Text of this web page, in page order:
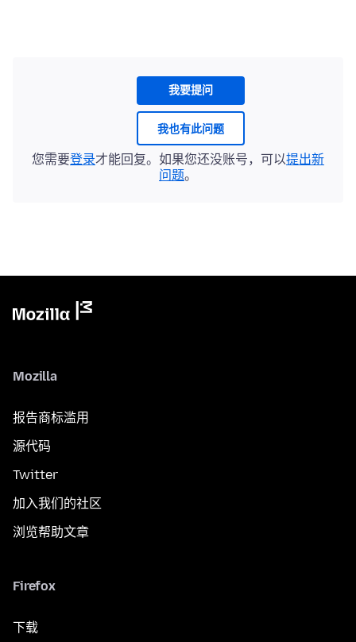
我要提问
我也有此问题
您需要登录才能回复。如果您还没账号，可以提出新
问题。
Mozilla
报告商标滥用
源代码
Twitter
加入我们的社区
浏览帮助文章
Firefox
下载